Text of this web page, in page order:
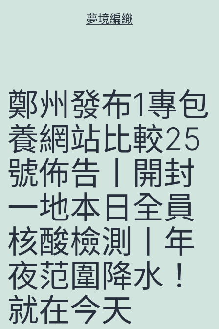
容
夢境編織
鄭州發布1專包
養網站比較25
號佈告丨開封
一地本日全員
核酸檢測丨年
夜范圍降水！
就在今天